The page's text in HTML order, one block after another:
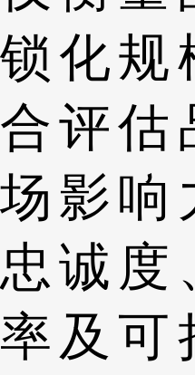
锁化规
合评估
场影响
忠诚度
率及可